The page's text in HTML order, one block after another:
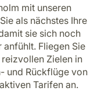
mit unseren
als nächstes Ihre
sie sich noch
Fliegen Sie
Zielen in
und Rückflüge von
Tarifen an.